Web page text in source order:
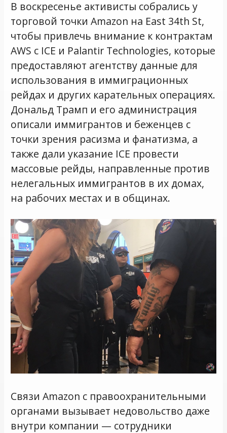
В воскресенье активисты собрались у
торговой точки Amazon на East 34th St,
чтобы привлечь внимание к контрактам
AWS с ICE и Palantir Technologies, которые
предоставляют агентству данные для
использования в иммиграционных
рейдах и других карательных операциях.
Дональд Трамп и его администрация
описали иммигрантов и беженцев с
точки зрения расизма и фанатизма, а
также дали указание ICE провести
массовые рейды, направленные против
нелегальных иммигрантов в их домах,
на рабочих местах и в общинах.
Связи Amazon с правоохранительными
органами вызывает недовольство даже
внутри компании — сотрудники